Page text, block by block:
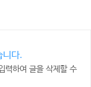
니다.
력하여 글을 삭제할 수